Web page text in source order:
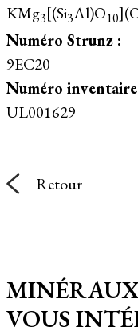
KMg3[(Si3Al)O10
Numéro Strunz :
9EC20
Numéro
UL001629
Retour
VOUS